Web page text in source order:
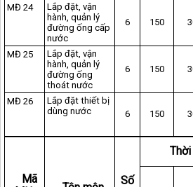
MĐ 24
Lắp đặt, vận
hành, quản lý
đường ống cấp
nước
6 150
MĐ 25
Lắp đặt, vận
hành, quản lý
đường ống
thoát nước
6 150
MĐ 26
Lắp đặt thiết bị
dùng nước
6 150
Mã
Số